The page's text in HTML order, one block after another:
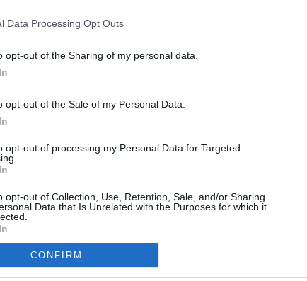
Data Processing Opt Outs
opt-out of the Sharing of my personal data.
opt-out of the Sale of my Personal Data.
opt-out of processing my Personal Data for Targeted
opt-out of Collection, Use, Retention, Sale, and/or Sharing
Data that Is Unrelated with the Purposes for which it
CONFIRM
entre los viajeros procedentes de Italia por los nuevos
esperábamos peor"
controles a los viajeros procedentes de Italia tras el rechazo de
son aleatorios y no sistemáticos